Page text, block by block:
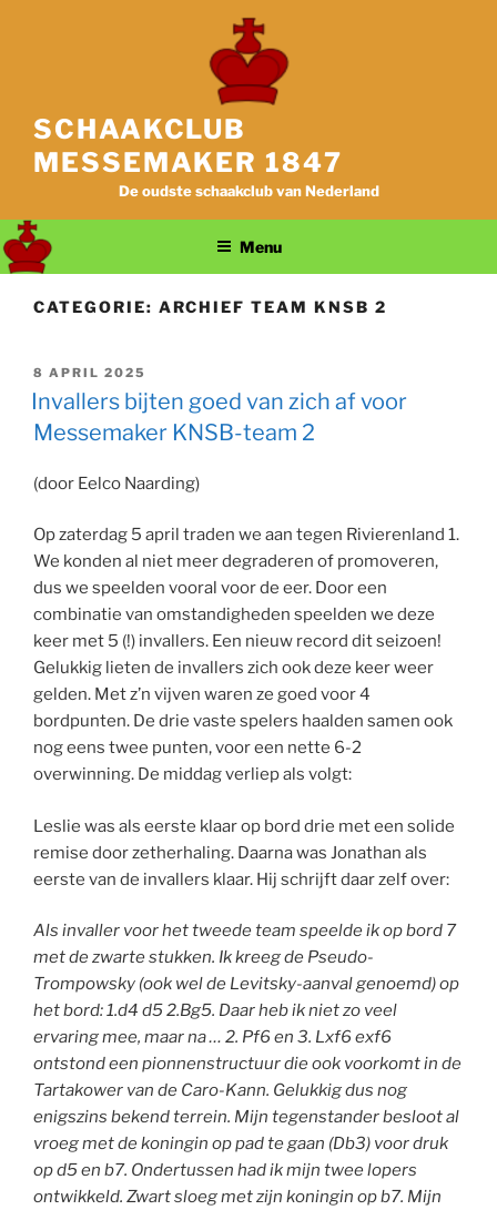
SCHAAKCLUB
MESSEMAKER 1847
De oudste schaakclub van Nederland
Menu
CATEGORIE: ARCHIEF TEAM KNSB 2
GEPLAATST
OP
8 APRIL 2025
Invallers bijten goed van zich af voor
Messemaker KNSB-team 2
(door Eelco Naarding)
Op zaterdag 5 april traden we aan tegen Rivierenland 1.
We konden al niet meer degraderen of promoveren,
dus we speelden vooral voor de eer. Door een
combinatie van omstandigheden speelden we deze
keer met 5 (!) invallers. Een nieuw record dit seizoen!
Gelukkig lieten de invallers zich ook deze keer weer
gelden. Met z’n vijven waren ze goed voor 4
bordpunten. De drie vaste spelers haalden samen ook
nog eens twee punten, voor een nette 6-2
overwinning. De middag verliep als volgt:
Leslie was als eerste klaar op bord drie met een solide
remise door zetherhaling. Daarna was Jonathan als
eerste van de invallers klaar. Hij schrijft daar zelf over:
Als invaller voor het tweede team speelde ik op bord 7
met de zwarte stukken. Ik kreeg de Pseudo-
Trompowsky (ook wel de Levitsky-aanval genoemd) op
het bord: 1.d4 d5 2.Bg5. Daar heb ik niet zo veel
ervaring mee, maar na … 2. Pf6 en 3. Lxf6 exf6
ontstond een pionnenstructuur die ook voorkomt in de
Tartakower van de Caro-Kann. Gelukkig dus nog
enigszins bekend terrein. Mijn tegenstander besloot al
vroeg met de koningin op pad te gaan (Db3) voor druk
op d5 en b7. Ondertussen had ik mijn twee lopers
ontwikkeld. Zwart sloeg met zijn koningin op b7. Mijn